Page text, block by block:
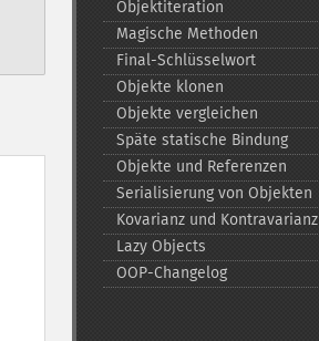
Objektiteration
Magische Methoden
Final-​Schlüsselwort
Objekte klonen
Objekte vergleichen
Späte statische Bindung
Objekte und Referenzen
Serialisierung von Objekten
Kovarianz und Kontravarianz
Lazy Objects
OOP-​Changelog